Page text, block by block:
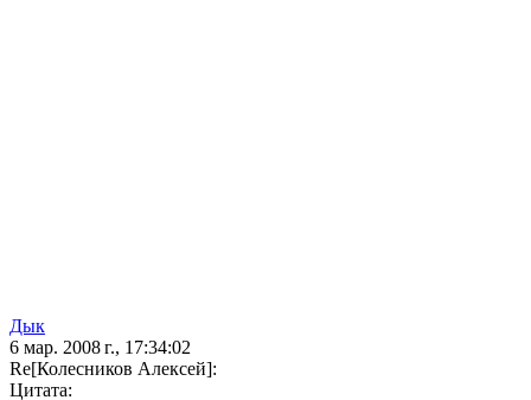
Дык
6 мар. 2008 г., 17:34:02
Re[Колесников Алексей]:
Цитата: